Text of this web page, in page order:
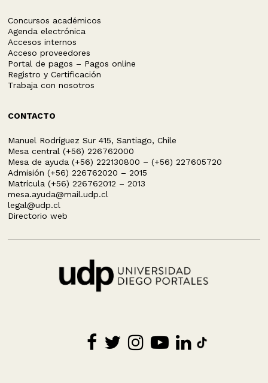
Concursos académicos
Agenda electrónica
Accesos internos
Acceso proveedores
Portal de pagos – Pagos online
Registro y Certificación
Trabaja con nosotros
CONTACTO
Manuel Rodríguez Sur 415, Santiago, Chile
Mesa central (+56) 226762000
Mesa de ayuda (+56) 222130800 – (+56) 227605720
Admisión (+56) 226762020 – 2015
Matrícula (+56) 226762012 – 2013
mesa.ayuda@mail.udp.cl
legal@udp.cl
Directorio web